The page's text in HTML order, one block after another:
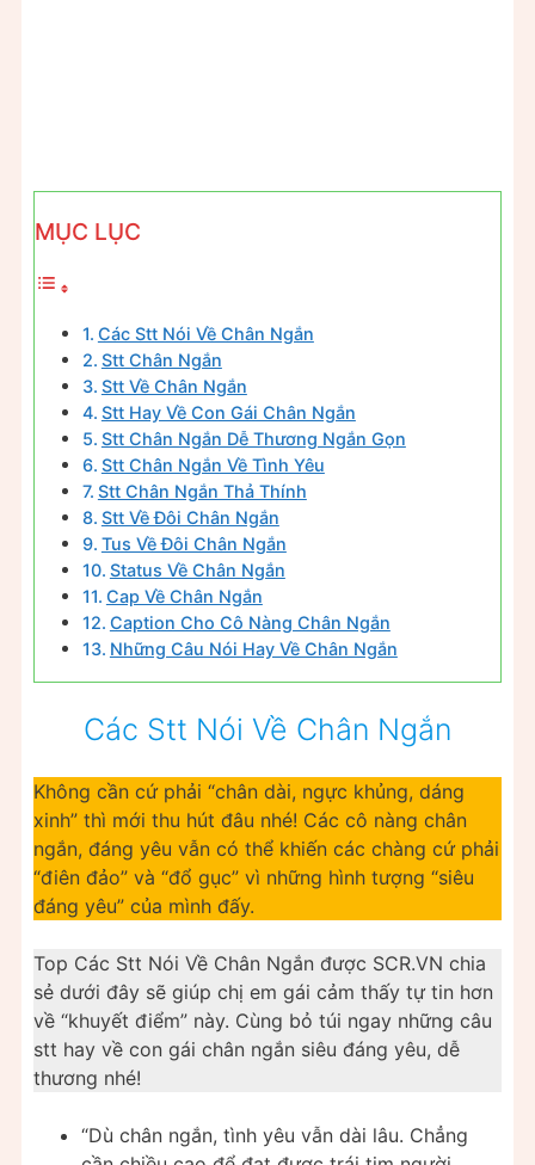
MỤC LỤC
Các Stt Nói Về Chân Ngắn
Stt Chân Ngắn
Stt Về Chân Ngắn
Stt Hay Về Con Gái Chân Ngắn
Stt Chân Ngắn Dễ Thương Ngắn Gọn
Stt Chân Ngắn Về Tình Yêu
Stt Chân Ngắn Thả Thính
Stt Về Đôi Chân Ngắn
Tus Về Đôi Chân Ngắn
Status Về Chân Ngắn
Cap Về Chân Ngắn
Caption Cho Cô Nàng Chân Ngắn
Những Câu Nói Hay Về Chân Ngắn
Các Stt Nói Về Chân Ngắn
Không cần cứ phải “chân dài, ngực khủng, dáng
xinh” thì mới thu hút đâu nhé! Các cô nàng chân
ngắn, đáng yêu vẫn có thể khiến các chàng cứ phải
“điên đảo” và “đổ gục” vì những hình tượng “siêu
đáng yêu” của mình đấy.
Top Các Stt Nói Về Chân Ngắn được SCR.VN chia
sẻ dưới đây sẽ giúp chị em gái cảm thấy tự tin hơn
về “khuyết điểm” này. Cùng bỏ túi ngay những câu
stt hay về con gái chân ngắn siêu đáng yêu, dễ
thương nhé!
“Dù chân ngắn, tình yêu vẫn dài lâu. Chẳng